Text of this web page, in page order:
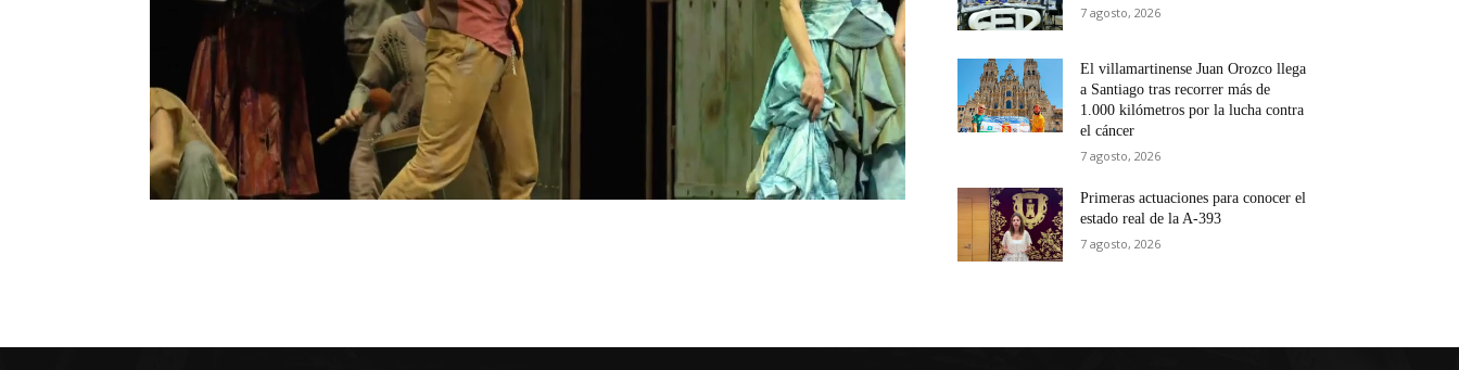
7 agosto, 2026
El villamartinense Juan Orozco llega
a Santiago tras recorrer más de
1.000 kilómetros por la lucha contra
el cáncer
7 agosto, 2026
Primeras actuaciones para conocer el
estado real de la A-393
7 agosto, 2026